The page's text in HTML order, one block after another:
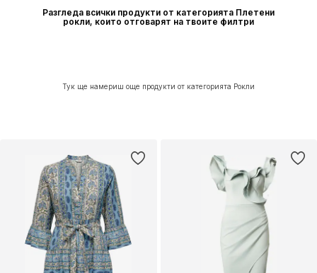
Разгледа всички продукти от категорията Плетени
рокли, които отговарят на твоите филтри
Тук ще намериш още продукти от категорията Рокли